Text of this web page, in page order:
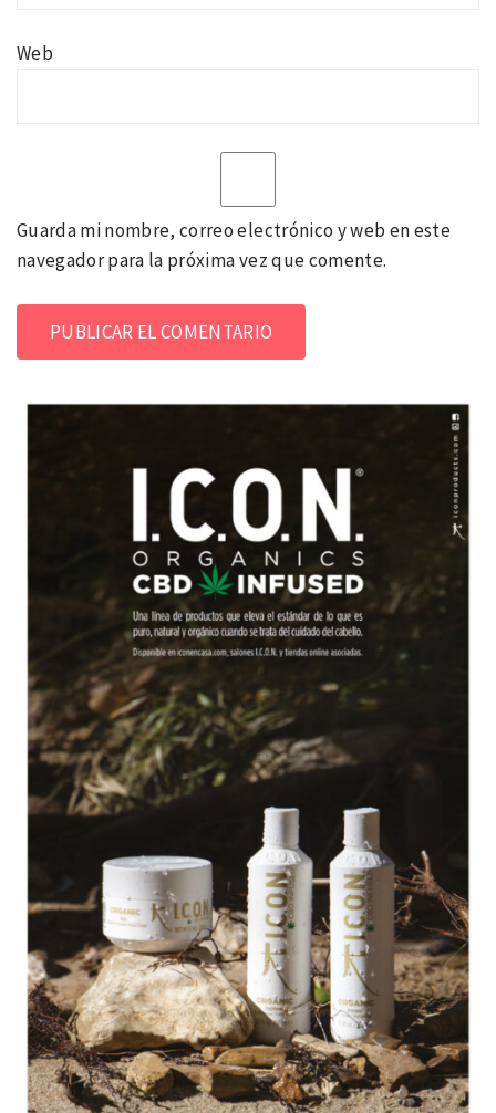
Web
Guarda mi nombre, correo electrónico y web en este
navegador para la próxima vez que comente.